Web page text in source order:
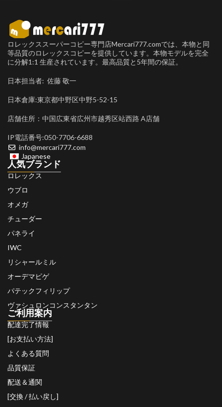
ロレックススーパーコピー専門店Mercari777.comでは、本物と同
等品質のロレックスコピーを提供しています。本物モデルを完全
に分解1:1 生産されています。最高品質と5年間の保証。
日本担当者: 佐藤 敬一
日本倉庫:東京都中野区中野5-52-15
店舗住所：中国広東省広州市越秀区站西路 A店舗
IP電話番号:050-7706-6688
info@mercari777.com
Japanese
人気ブランド
ロレックス
ウブロ
オメガ
チューダー
パネライ
IWC
リシャールミル
オーデマピゲ
パテックフィリップ
ヴァシュロンコンスタンタン
ご利用案内
配達完了情報
[お支払い方法]
よくある質問
品質保証
配送＆通関
[交換 / 払い戻し]